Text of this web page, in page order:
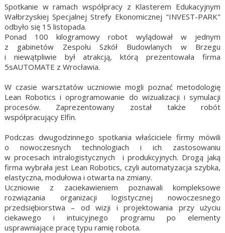
Spotkanie w ramach współpracy z Klasterem Edukacyjnym
Wałbrzyskiej Specjalnej Strefy Ekonomicznej "INVEST-PARK"
odbyło się 15 listopada.
Ponad 100 kilogramowy robot wylądował w jednym
z gabinetów Zespołu Szkół Budowlanych w Brzegu
i niewątpliwie był atrakcją, którą prezentowała firma
5sAUTOMATE z Wrocławia.
W czasie warsztatów uczniowie mogli poznać metodologię
Lean Robotics i oprogramowanie do wizualizacji i symulacji
procesów. Zaprezentowany został także robót
współpracujący Elfin.
Podczas dwugodzinnego spotkania właściciele firmy mówili
o nowoczesnych technologiach i ich zastosowaniu
w procesach intralogistycznych i produkcyjnych. Drogą jaką
firma wybrała jest Lean Robotics, czyli automatyzacja szybka,
elastyczna, modułowa i otwarta na zmiany.
Uczniowie z zaciekawieniem poznawali kompleksowe
rozwiązania organizacji logistycznej nowoczesnego
przedsiębiorstwa – od wizji i projektowania przy użyciu
ciekawego i intuicyjnego programu po elementy
usprawniające pracę typu ramię robota.